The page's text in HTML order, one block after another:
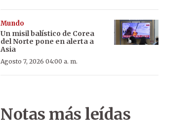
Mundo
Un misil balístico de Corea
del Norte pone en alerta a
Asia
Agosto 7, 2026 04:00 a. m.
Notas más leídas